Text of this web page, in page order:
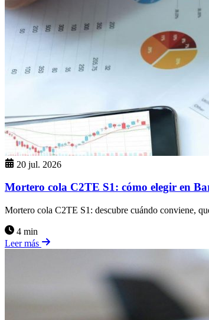
20 jul. 2026
Mortero cola C2TE S1: cómo elegir en
Mortero cola C2TE S1: descubre cuándo conviene,
4 min
Leer más